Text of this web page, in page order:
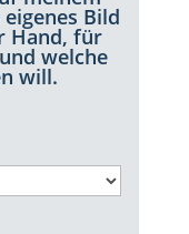
Bild
Hand, für
welche
will.